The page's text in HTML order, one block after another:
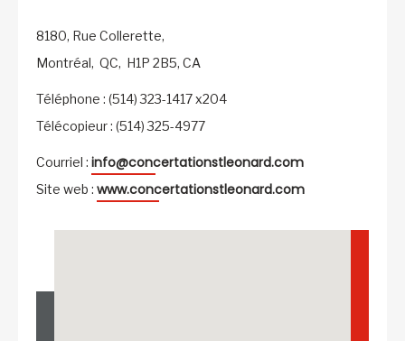
8180, Rue Collerette,
Montréal, QC, H1P 2B5, CA
Téléphone : (514) 323-1417 x204
Télécopieur : (514) 325-4977
Courriel : info@concertationstleonard.com
Site web : www.concertationstleonard.com